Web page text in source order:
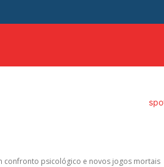
confronto psicológico e novos jogos mortais